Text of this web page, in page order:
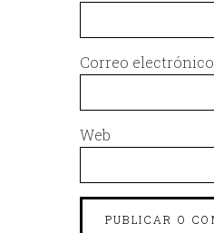
Correo electrónico
Web